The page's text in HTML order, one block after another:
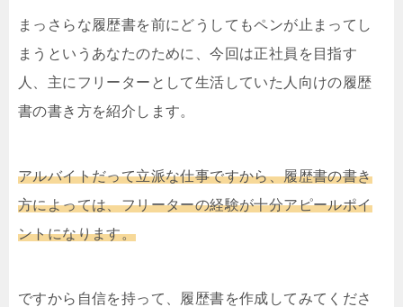
まっさらな履歴書を前にどうしてもペンが止まってし
まうというあなたのために、今回は正社員を目指す
人、主にフリーターとして生活していた人向けの履歴
書の書き方を紹介します。
アルバイトだって立派な仕事ですから、履歴書の書き
方によっては、フリーターの経験が十分アピールポイ
ントになります。
ですから自信を持って、履歴書を作成してみてくださ